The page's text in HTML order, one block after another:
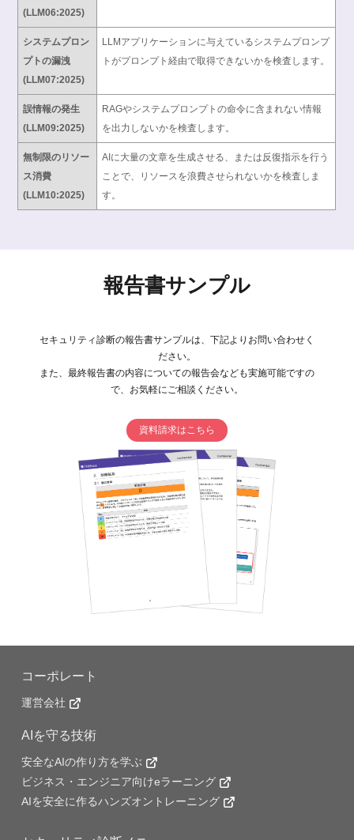
(LLM06:2025)
システムプロン
プトの漏洩
(LLM07:2025)
LLMアプリケーションに与えているシステムプロンプ
トがプロンプト経由で取得できないかを検査します。
誤情報の発生
(LLM09:2025)
RAGやシステムプロンプトの命令に含まれない情報
を出力しないかを検査します。
無制限のリソー
ス消費
(LLM10:2025)
AIに大量の文章を生成させる、または反復指示を行う
ことで、リソースを浪費させられないかを検査しま
す。
報告書サンプル
セキュリティ診断の報告書サンプルは、下記よりお問い合わせく
ださい。
また、最終報告書の内容についての報告会なども実施可能ですの
で、お気軽にご相談ください。
資料請求はこちら
コーポレート
運営会社
AIを守る技術
安全なAIの作り方を学ぶ
ビジネス・エンジニア向けeラーニング
AIを安全に作るハンズオントレーニング